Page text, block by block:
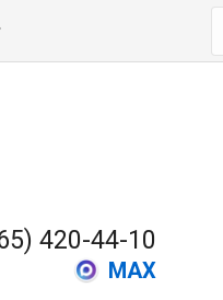
420-44-10
MAX